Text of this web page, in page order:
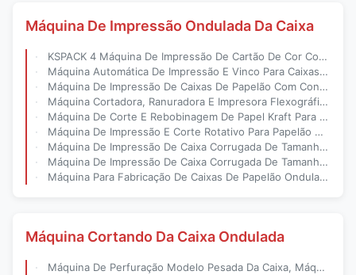
Máquina De Impressão Ondulada Da Caixa
KSPACK 4 Máquina De Impressão De Cartão De Cor Corrugado
Máquina Automática De Impressão E Vinco Para Caixas De Pizza De Frutas Onduladas
Máquina De Impressão De Caixas De Papelão Com Controle PLC 4 Cores Flexo Print Die Cutter Slotter Para Produção De Vários Tamanhos De Placas
Máquina Cortadora, Ranuradora E Impresora Flexográfica Para Cartón Corrugado De 4 Colores Con Control PLC
Máquina De Corte E Rebobinagem De Papel Kraft Para Fabricação De Caixas De Papelão Ondulado Kspack
Máquina De Impressão E Corte Rotativo Para Papelão Ondulado Com Alimentação Contínua E Tinta Flexográfica
Máquina De Impressão De Caixa Corrugada De Tamanho De Placa 1200X2400Mm Com Sistema De Controle Elétrico Ou PLC E Tensão 380V50Hz Para Produção
Máquina De Impressão De Caixa Corrugada De Tamanho De Placa 1200X2400Mm Que Utiliza Controle PLC E Simens PLC Para Embalagens Racionalizadas
Máquina Para Fabricação De Caixas De Papelão Ondulado Com Tamanho Máximo De Cartão 2800X1600Mm E Tamanho De Placa 1200X2400Mm, Ideal Para Linhas De Produção Em Larga Escala
Máquina Cortando Da Caixa Ondulada
Máquina De Perfuração Modelo Pesada Da Caixa, Máquina Cortando De Papel Do Cartão